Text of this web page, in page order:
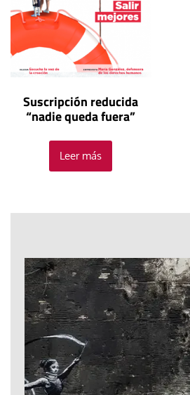
Suscripción reducida
“nadie queda fuera”
Leer más